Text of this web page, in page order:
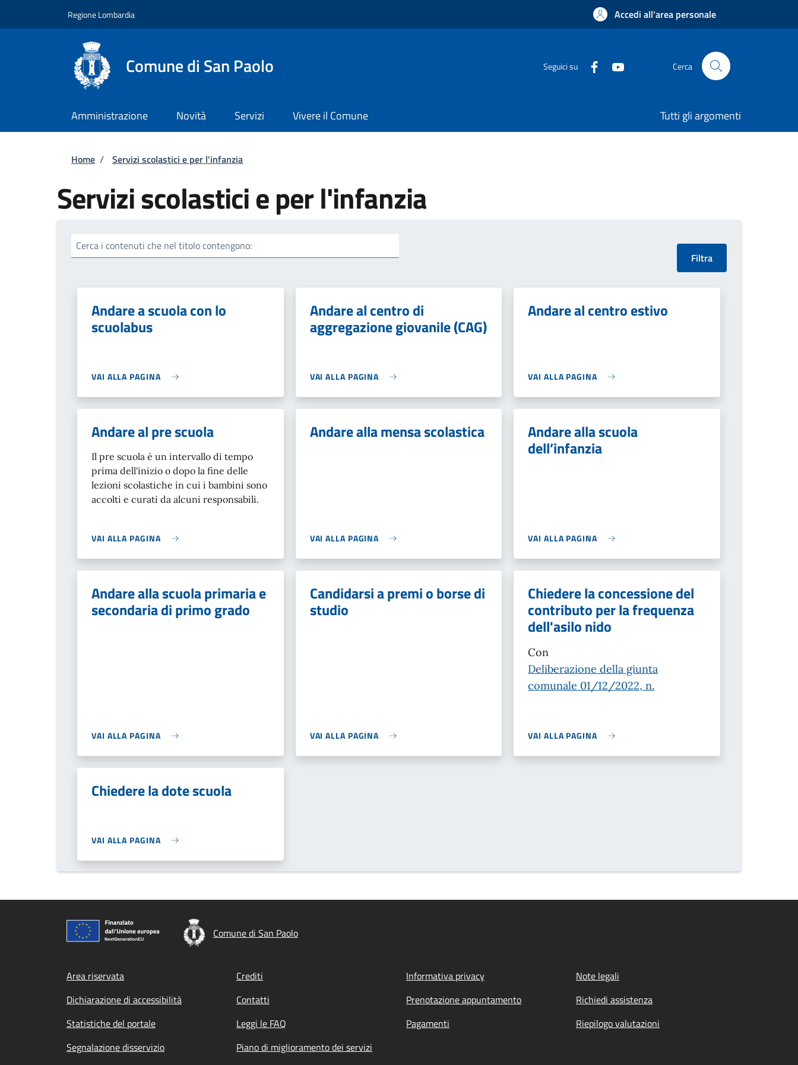
Regione Lombardia Accedi all'area personale
Comune di San Paolo Seguici su Cerca
Amministrazione Novità Servizi Vivere il Comune Tutti gli argomenti
Briciole di pane
Home / Servizi scolastici e per l'infanzia
Servizi scolastici e per l'infanzia
Cerca i contenuti che nel titolo contengono:
Andare a scuola con lo
scuolabus
VAI ALLA PAGINA
Andare al centro di
aggregazione giovanile (CAG)
VAI ALLA PAGINA
Andare al centro estivo
VAI ALLA PAGINA
Andare al pre scuola
Il pre scuola è un intervallo di tempo
prima dell'inizio o dopo la fine delle
lezioni scolastiche in cui i bambini sono
accolti e curati da alcuni responsabili.
VAI ALLA PAGINA
Andare alla mensa scolastica
VAI ALLA PAGINA
Andare alla scuola
dell’infanzia
VAI ALLA PAGINA
Andare alla scuola primaria e
secondaria di primo grado
VAI ALLA PAGINA
Candidarsi a premi o borse di
studio
VAI ALLA PAGINA
Chiedere la concessione del
contributo per la frequenza
dell'asilo nido
Con
Deliberazione della giunta
comunale 01/12/2022, n.
VAI ALLA PAGINA
Chiedere la dote scuola
VAI ALLA PAGINA
Comune di San Paolo
Footer menu
Area riservata Crediti Informativa privacy
Note legali
Dichiarazione di accessibilità
Contatti Prenotazione appuntamento
Richiedi assistenza
Statistiche del portale
Leggi le FAQ Pagamenti
Riepilogo valutazioni
Segnalazione disservizio
Piano di miglioramento dei servizi